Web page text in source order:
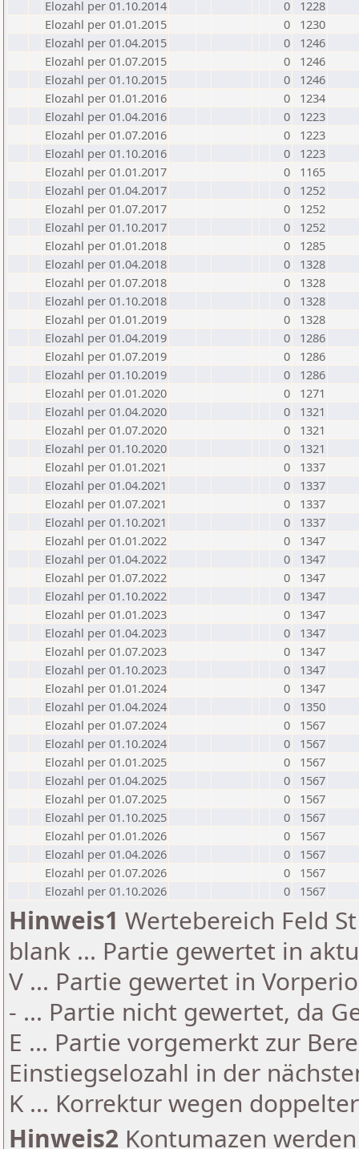
Elozahl per 01.10.2014
0
1228
Elozahl per 01.01.2015
0
1230
Elozahl per 01.04.2015
0
1246
Elozahl per 01.07.2015
0
1246
Elozahl per 01.10.2015
0
1246
Elozahl per 01.01.2016
0
1234
Elozahl per 01.04.2016
0
1223
Elozahl per 01.07.2016
0
1223
Elozahl per 01.10.2016
0
1223
Elozahl per 01.01.2017
0
1165
Elozahl per 01.04.2017
0
1252
Elozahl per 01.07.2017
0
1252
Elozahl per 01.10.2017
0
1252
Elozahl per 01.01.2018
0
1285
Elozahl per 01.04.2018
0
1328
Elozahl per 01.07.2018
0
1328
Elozahl per 01.10.2018
0
1328
Elozahl per 01.01.2019
0
1328
Elozahl per 01.04.2019
0
1286
Elozahl per 01.07.2019
0
1286
Elozahl per 01.10.2019
0
1286
Elozahl per 01.01.2020
0
1271
Elozahl per 01.04.2020
0
1321
Elozahl per 01.07.2020
0
1321
Elozahl per 01.10.2020
0
1321
Elozahl per 01.01.2021
0
1337
Elozahl per 01.04.2021
0
1337
Elozahl per 01.07.2021
0
1337
Elozahl per 01.10.2021
0
1337
Elozahl per 01.01.2022
0
1347
Elozahl per 01.04.2022
0
1347
Elozahl per 01.07.2022
0
1347
Elozahl per 01.10.2022
0
1347
Elozahl per 01.01.2023
0
1347
Elozahl per 01.04.2023
0
1347
Elozahl per 01.07.2023
0
1347
Elozahl per 01.10.2023
0
1347
Elozahl per 01.01.2024
0
1347
Elozahl per 01.04.2024
0
1350
Elozahl per 01.07.2024
0
1567
Elozahl per 01.10.2024
0
1567
Elozahl per 01.01.2025
0
1567
Elozahl per 01.04.2025
0
1567
Elozahl per 01.07.2025
0
1567
Elozahl per 01.10.2025
0
1567
Elozahl per 01.01.2026
0
1567
Elozahl per 01.04.2026
0
1567
Elozahl per 01.07.2026
0
1567
Elozahl per 01.10.2026
0 1567
Hinweis1 Wertebereich Feld
blank ... Partie gewertet in
V ... Partie gewertet in
- ... Partie nicht gewertet, da
E ... Partie vorgemerkt zur
Einstiegselozahl in der
K ... Korrektur wegen
Hinweis2 Kontumazen